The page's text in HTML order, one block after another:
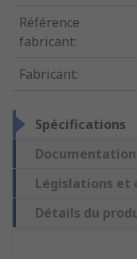
Référence
fabricant:
Fabricant:
Spécifications
Législations et
Détails du